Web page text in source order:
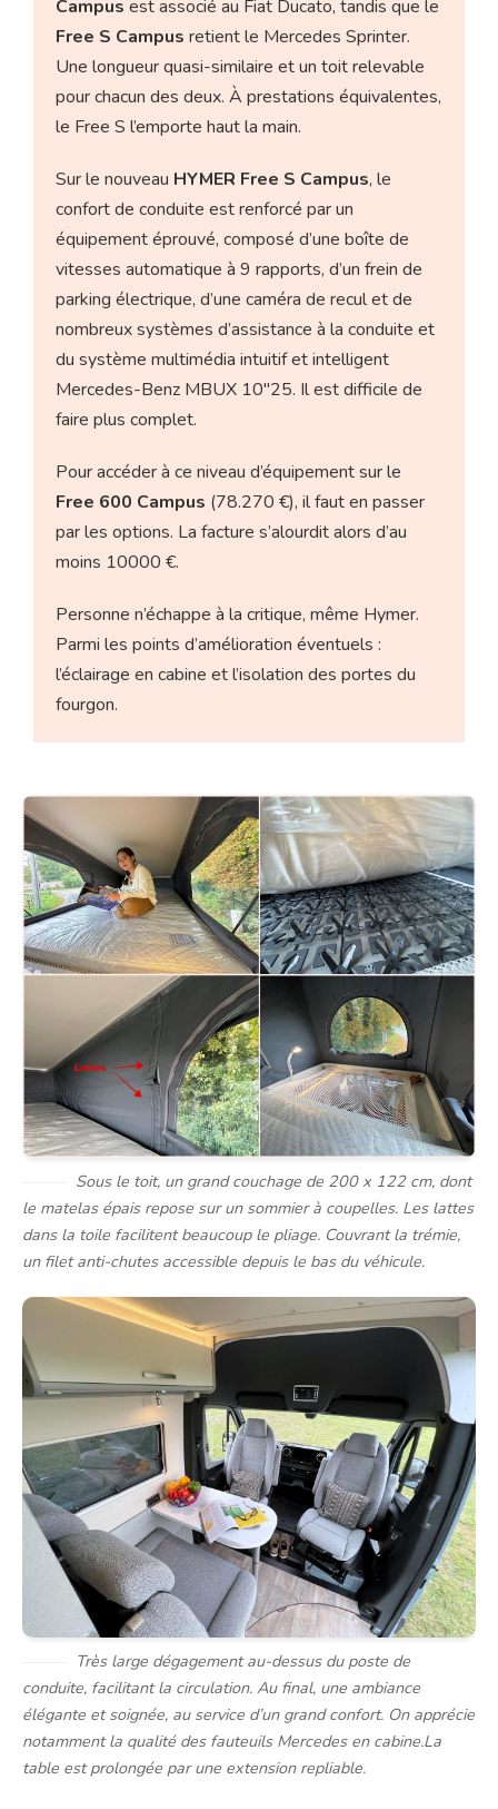
Campus est associé au Fiat Ducato, tandis que le
Free S Campus retient le Mercedes Sprinter.
Une longueur quasi-similaire et un toit relevable
pour chacun des deux. À prestations équivalentes,
le Free S l’emporte haut la main.
Sur le nouveau HYMER Free S Campus, le
confort de conduite est renforcé par un
équipement éprouvé, composé d’une boîte de
vitesses automatique à 9 rapports, d’un frein de
parking électrique, d’une caméra de recul et de
nombreux systèmes d’assistance à la conduite et
du système multimédia intuitif et intelligent
Mercedes-Benz MBUX 10″25. Il est difficile de
faire plus complet.
Pour accéder à ce niveau d’équipement sur le
Free 600 Campus (78.270 €), il faut en passer
par les options. La facture s’alourdit alors d’au
moins 10000 €.
Personne n’échappe à la critique, même Hymer.
Parmi les points d’amélioration éventuels :
l’éclairage en cabine et l’isolation des portes du
fourgon.
Sous le toit, un grand couchage de 200 x 122 cm, dont
le matelas épais repose sur un sommier à coupelles. Les lattes
dans la toile facilitent beaucoup le pliage. Couvrant la trémie,
un filet anti-chutes accessible depuis le bas du véhicule.
Très large dégagement au-dessus du poste de
conduite, facilitant la circulation. Au final, une ambiance
élégante et soignée, au service d’un grand confort. On apprécie
notamment la qualité des fauteuils Mercedes en cabine.La
table est prolongée par une extension repliable.